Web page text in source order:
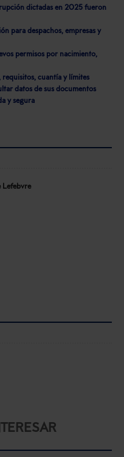
dictadas en 2025 fueron
para despachos, empresas y
permisos por nacimiento,
cuantía y límites
datos de sus documentos
y segura
Lefebvre